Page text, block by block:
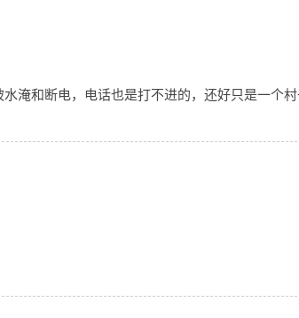
淹和断电，电话也是打不进的，还好只是一个